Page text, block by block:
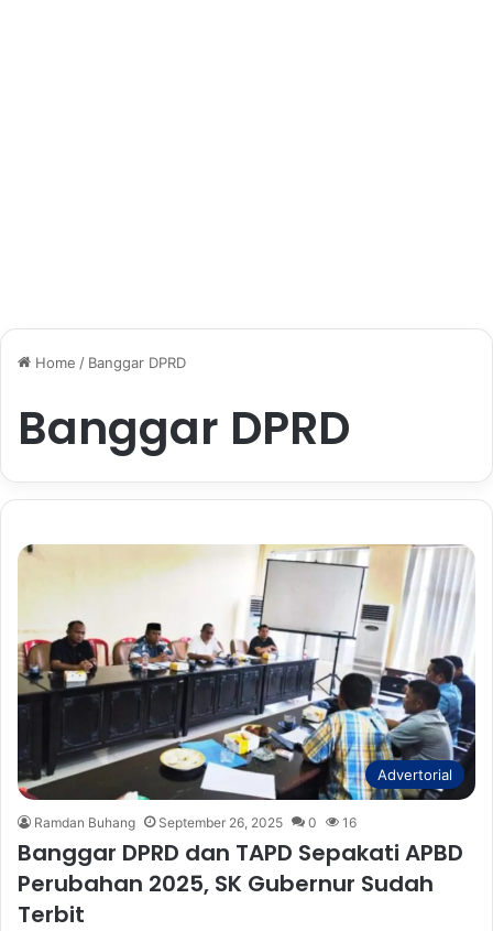
Home / Banggar DPRD
Banggar DPRD
Advertorial
Ramdan Buhang September 26, 2025 0 16
Banggar DPRD dan TAPD Sepakati APBD
Perubahan 2025, SK Gubernur Sudah
Terbit